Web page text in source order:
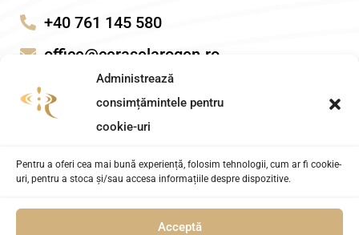
Administrează
consimțămintele pentru
cookie-uri
Pentru a oferi cea mai bună experiență, folosim tehnologii, cum ar fi cookie-
uri, pentru a stoca și/sau accesa informațiile despre dispozitive.
Acceptă
+40 761 145 580
office@ceraselarogen.ro